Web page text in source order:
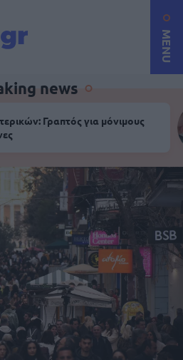
MENU
news
Γραπτός για μόνιμους